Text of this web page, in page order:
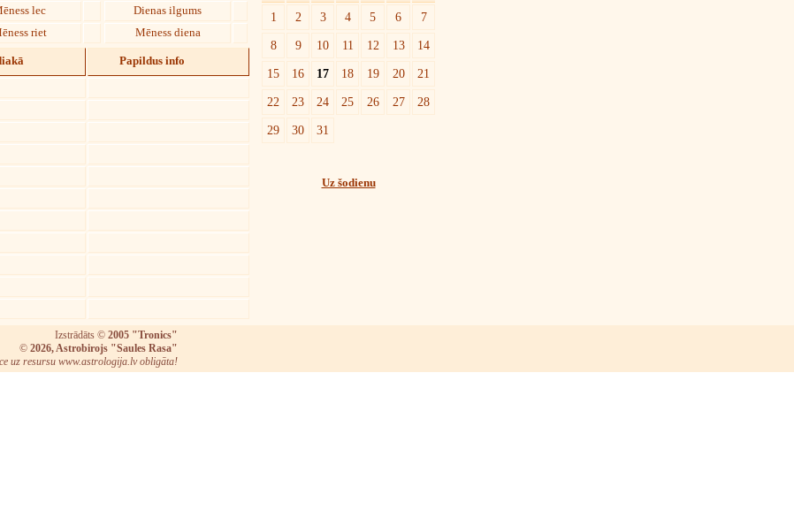
lec
riet
Dienas ilgums
Mēness diena
Papildus info
1 2 3 4 5 6
7
8
9 10 11 12 13
14
15
16 17 18 19 20
21
22
23 24 25 26 27
28
29
30 31
Uz šodienu
Izstrādāts © 2005 "Tronics"
© 2026, Astrobirojs "Saules Rasa"
uz resursu www.astrologija.lv obligāta!